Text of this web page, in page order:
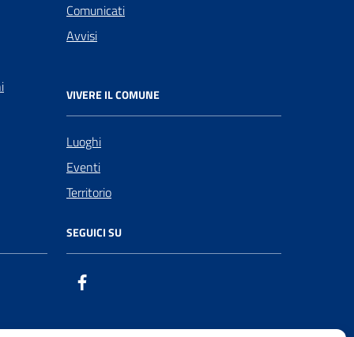
Comunicati
Avvisi
VIVERE IL COMUNE
Luoghi
Eventi
Territorio
SEGUICI SU